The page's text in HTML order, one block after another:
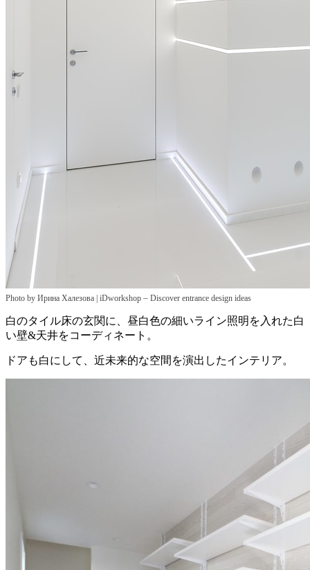
Photo by Ирина Халезова | iDworkshop – Discover entrance design ideas
白のタイル床の玄関に、昼白色の細いライン照明を入れた白
い壁&天井をコーディネート。
ドアも白にして、近未来的な空間を演出したインテリア。